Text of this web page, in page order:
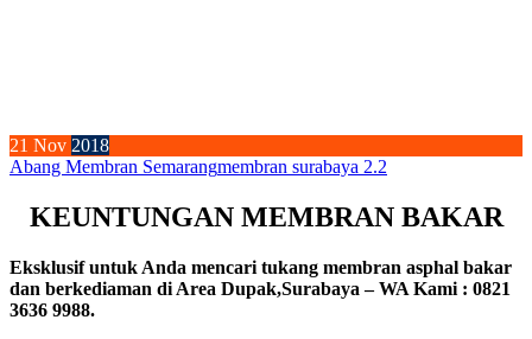
21 Nov 2018
Abang Membran Semarangmembran surabaya 2.2
KEUNTUNGAN MEMBRAN BAKAR
Eksklusif untuk Anda mencari tukang membran asphal bakar
dan berkediaman di Area Dupak,Surabaya – WA Kami : 0821
3636 9988.